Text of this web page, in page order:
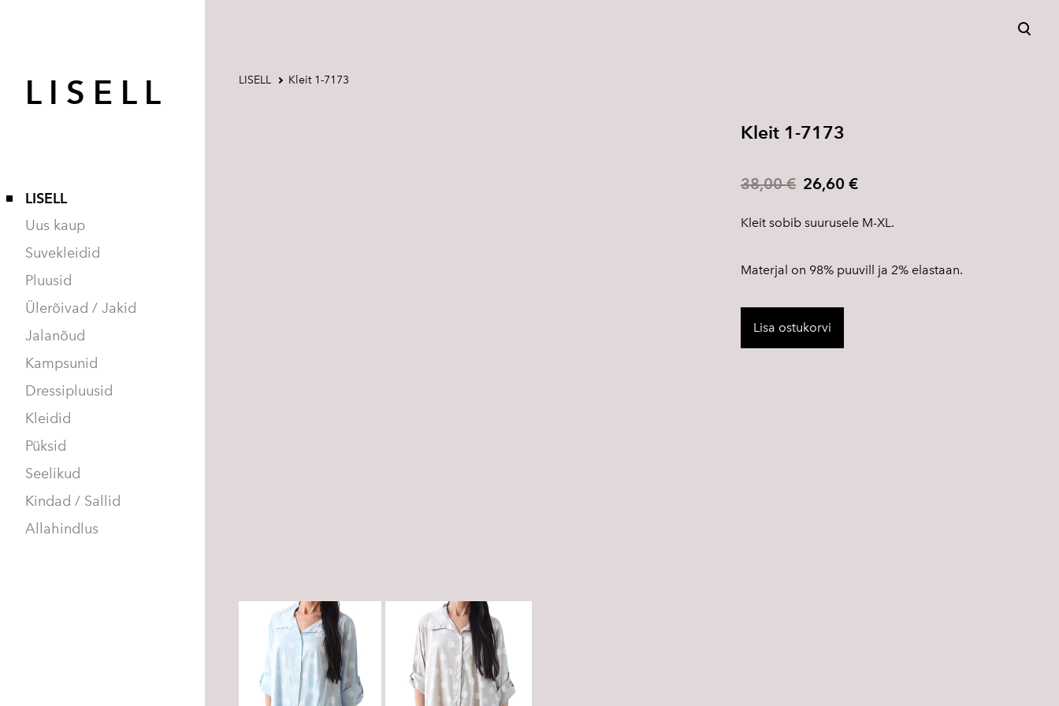
L I S E L L
LISELL
Uus kaup
Suvekleidid
Pluusid
Ülerõivad / Jakid
Jalanõud
Kampsunid
Dressipluusid
Kleidid
Püksid
Seelikud
Kindad / Sallid
Allahindlus
LISELL Kleit 1-7173
Kleit 1-7173
38,00 € 26,60 €
Kleit sobib suurusele M-XL.
Materjal on 98% puuvill ja 2% elastaan.
Lisa ostukorvi